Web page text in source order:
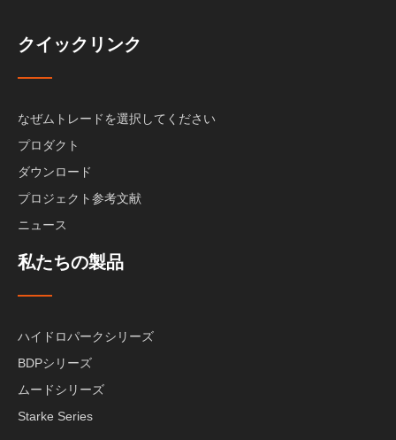
クイックリンク
なぜムトレードを選択してください
プロダクト
ダウンロード
プロジェクト参考文献
ニュース
私たちの製品
ハイドロパークシリーズ
BDPシリーズ
ムードシリーズ
Starke Series